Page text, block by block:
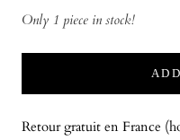
Only 1 piece in stock!
Retour gratuit en France